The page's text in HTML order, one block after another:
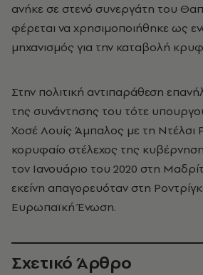
ανήκε σε στενό συνεργάτη του
φέρεται να χρησιμοποιήθηκε ως
μηχανισμός για την καταβολή
Στην πολιτική αντιπαράθεση
της συνάντησης του τότε
Χοσέ Λουίς Άμπαλος με τη Ντέλσι
κορυφαίο στέλεχος της
τον Ιανουάριο του 2020 στη
εκείνη απαγορευόταν στη
Ευρωπαϊκή Ένωση.
Σχετικό Άρθρο